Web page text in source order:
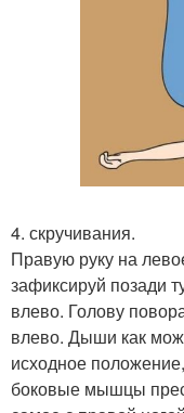
4. скручивания.
Правую руку на
зафиксируй позади
влево. Голову
влево. Дыши как
исходное
боковые мышцы